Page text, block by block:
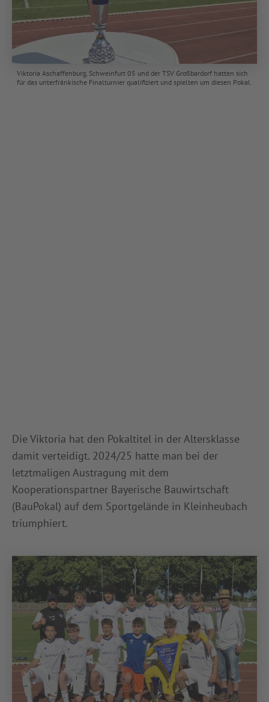
Viktoria Aschaffenburg, Schweinfurt 05 und der TSV Großbardorf hatten sich
für das unterfränkische Finalturnier qualifiziert und spielten um diesen Pokal.
Die Viktoria hat den Pokaltitel in der Altersklasse
damit verteidigt. 2024/25 hatte man bei der
letztmaligen Austragung mit dem
Kooperationspartner Bayerische Bauwirtschaft
(BauPokal) auf dem Sportgelände in Kleinheubach
triumphiert.